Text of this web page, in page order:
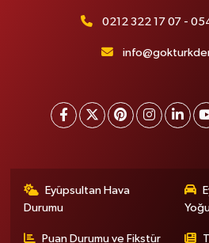
0212 322 17 07 -
Eyüpsultan Hava
Durumu
Puan Durumu ve Fikstür